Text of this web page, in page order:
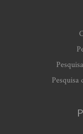
Pesquisa